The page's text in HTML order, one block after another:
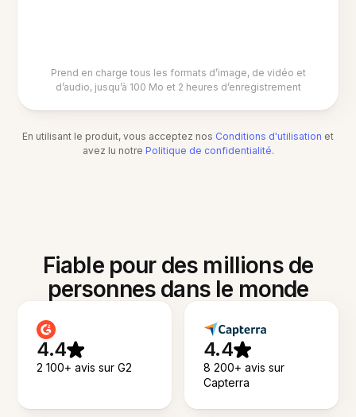
Prend en charge tous les formats d’image, de vidéo et
d’audio, jusqu’à 100 Mo et 2 heures d’enregistrement
En utilisant le produit, vous acceptez nos Conditions d'utilisation et
avez lu notre Politique de confidentialité.
Fiable pour des millions de
personnes dans le monde
4.4
2 100+ avis sur G2
4.4
8 200+ avis sur
Capterra